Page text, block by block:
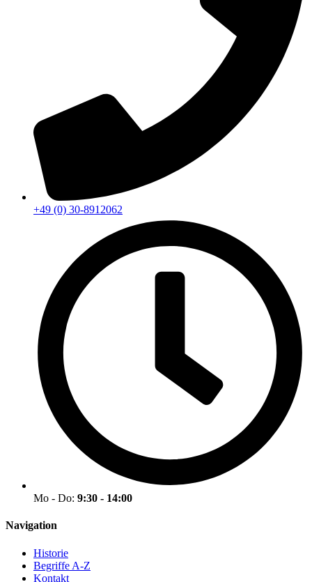
+49 (0) 30-8912062
Mo - Do: 9:30 - 14:00
Navigation
Historie
Begriffe A-Z
Kontakt